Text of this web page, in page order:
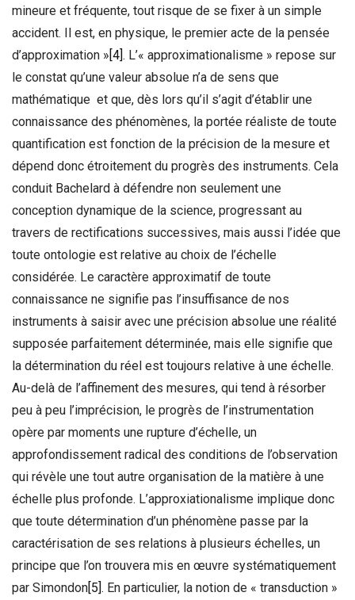
mineure et fréquente, tout risque de se fixer à un simple
accident. Il est, en physique, le premier acte de la pensée
d’approximation »[4]. L’« approximationalisme » repose sur
le constat qu’une valeur absolue n’a de sens que
mathématique et que, dès lors qu’il s’agit d’établir une
connaissance des phénomènes, la portée réaliste de toute
quantification est fonction de la précision de la mesure et
dépend donc étroitement du progrès des instruments. Cela
conduit Bachelard à défendre non seulement une
conception dynamique de la science, progressant au
travers de rectifications successives, mais aussi l’idée que
toute ontologie est relative au choix de l’échelle
considérée. Le caractère approximatif de toute
connaissance ne signifie pas l’insuffisance de nos
instruments à saisir avec une précision absolue une réalité
supposée parfaitement déterminée, mais elle signifie que
la détermination du réel est toujours relative à une échelle.
Au-delà de l’affinement des mesures, qui tend à résorber
peu à peu l’imprécision, le progrès de l’instrumentation
opère par moments une rupture d’échelle, un
approfondissement radical des conditions de l’observation
qui révèle une tout autre organisation de la matière à une
échelle plus profonde. L’approxiationalisme implique donc
que toute détermination d’un phénomène passe par la
caractérisation de ses relations à plusieurs échelles, un
principe que l’on trouvera mis en œuvre systématiquement
par Simondon[5]. En particulier, la notion de « transduction »